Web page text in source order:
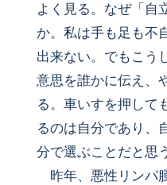
よく見る。なぜ「自
か。私は手も足も不
出来ない。でもこう
意思を誰かに伝え、
る。車いすを押して
るのは自分であり、
分で選ぶことだと思
昨年、悪性リンパ